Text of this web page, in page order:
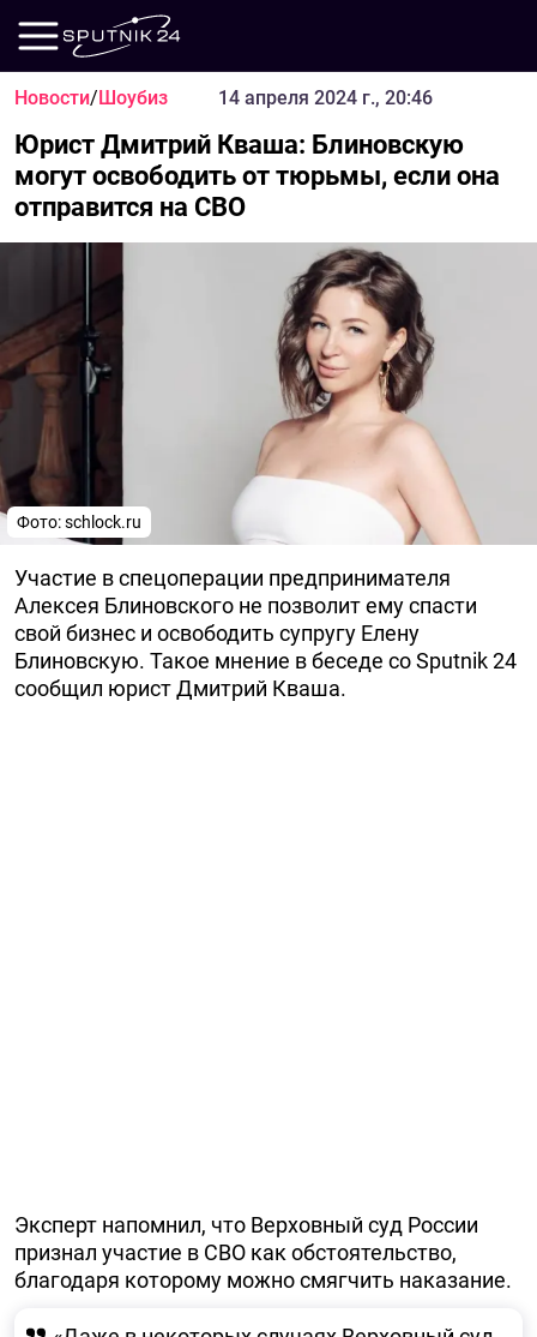
Новости/Шоубиз 14 апреля 2024 г., 20:46
Юрист Дмитрий Кваша: Блиновскую
могут освободить от тюрьмы, если она
отправится на СВО
Фото:schlock.ru
Участие в спецоперации предпринимателя
Алексея Блиновского не позволит ему спасти
свой бизнес и освободить супругу Елену
Блиновскую. Такое мнение в беседе со Sputnik 24
сообщил юрист Дмитрий Кваша.
Эксперт напомнил, что Верховный суд России
признал участие в СВО как обстоятельство,
благодаря которому можно смягчить наказание.